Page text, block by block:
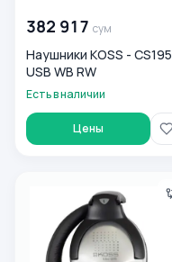
382 917 сум
Наушники KOSS - CS195
USB WB RW
Есть в наличии
Цены